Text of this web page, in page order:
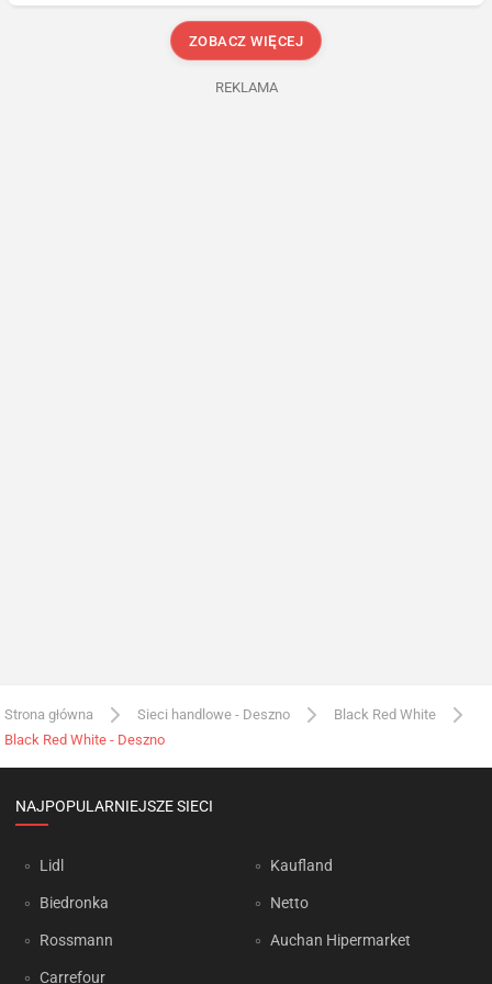
ZOBACZ WIĘCEJ
REKLAMA
Strona główna Sieci handlowe - Deszno
Black Red White
Black Red White - Deszno
NAJPOPULARNIEJSZE SIECI
Lidl
Biedronka
Rossmann
Carrefour
Kaufland
Netto
Auchan Hipermarket